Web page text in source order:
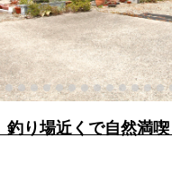
釣り場近くで自然満